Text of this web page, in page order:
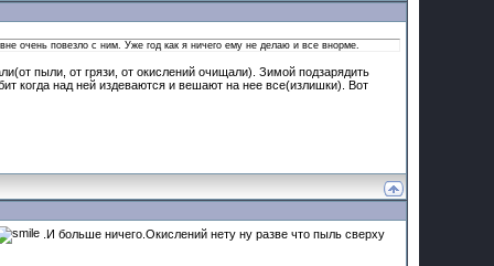
очень повезло с ним. Уже год как я ничего ему не делаю и все внорме.
пыли, от грязи, от окислений очищали). Зимой подзарядить
когда над ней издеваются и вешают на нее все(излишки). Вот
.И больше ничего.Окислений нету ну разве что пыль сверху